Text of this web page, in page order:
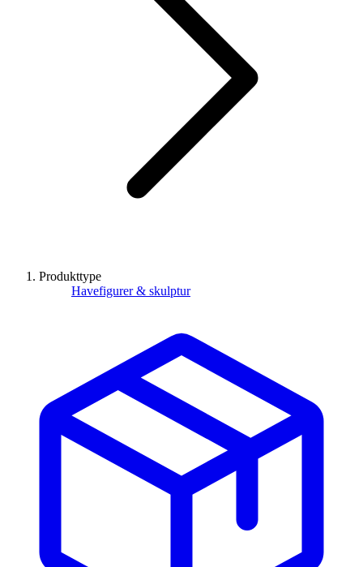
Produkttype
Havefigurer & skulptur